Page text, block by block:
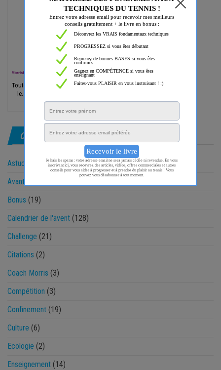
Tout ce que tu peux faire ou rêves de faire, entreprends-
le. L'audace est porteuse de génie, de pouvoir et de
magie.
CATÉGORIES
Astuces
(57)
Avantage Morris
Bonus (19)
Calendrier de l'avent (128)
Challenge (21)
Citations (2)
Coach Morris (3)
Compétition (3)
Confinement (19)
Culture (6)
Ecologie (2)
Enseignement (14)